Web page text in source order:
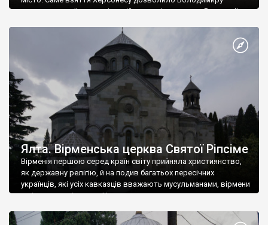
диктувати свої умови візантійському імператору Василю ІІ, та
Херсонесі Володимир-язичник, став Василем-християнином.
А потім було Хрещення Русі. На честь Херсонесу Таврійського
Ялта. Вірменська церква Святої Ріпсіме
Вірменія першою серед країн світу прийняла християнство,
як державну релігію, й на подив багатьох пересічних
українців, які усіх кавказців вважають мусульманами, вірмени
є відданими вірянами Христа